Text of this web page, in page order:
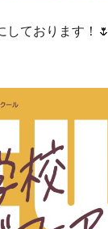
しております！🌷